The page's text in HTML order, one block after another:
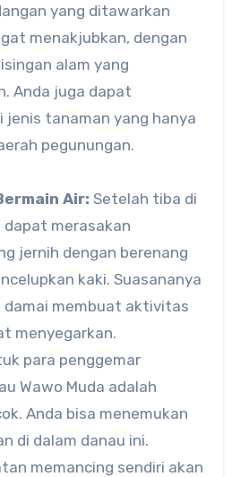
yang ditawarkan
menakjubkan, dengan
alam yang
Anda juga dapat
jenis tanaman yang hanya
pegunungan.
Air: Setelah tiba di
dapat merasakan
jernih dengan berenang
kaki. Suasananya
damai membuat aktivitas
menyegarkan.
para penggemar
Wawo Muda adalah
Anda bisa menemukan
di dalam danau ini.
memancing sendiri akan